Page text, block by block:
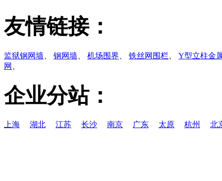
友情链接：
监狱钢网墙 钢网墙 机场围界 铁丝网围栏
Y型立柱金
网
企业分站：
上海 湖北 江苏 长沙 南京 广东 太原 杭州 北